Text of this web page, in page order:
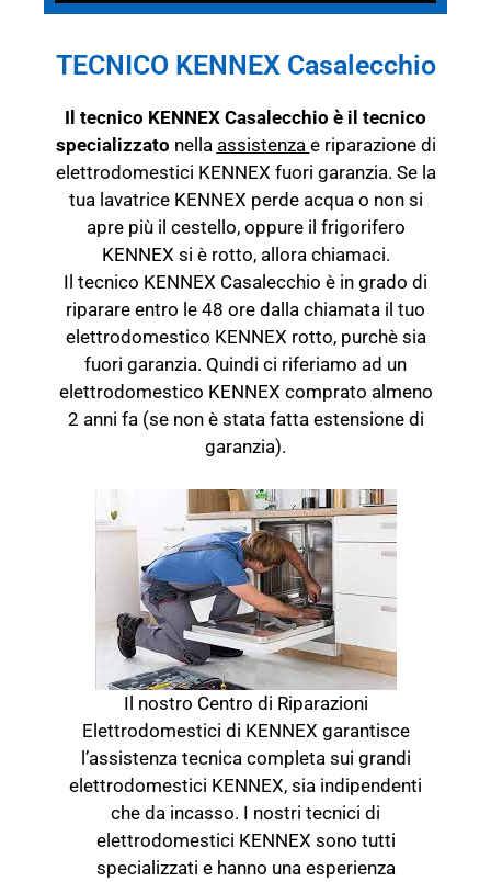
TECNICO KENNEX Casalecchio
Il tecnico KENNEX Casalecchio è il tecnico
specializzato nella assistenza e riparazione di
elettrodomestici KENNEX fuori garanzia. Se la
tua lavatrice KENNEX perde acqua o non si
apre più il cestello, oppure il frigorifero
KENNEX si è rotto, allora chiamaci.
Il tecnico KENNEX Casalecchio è in grado di
riparare entro le 48 ore dalla chiamata il tuo
elettrodomestico KENNEX rotto, purchè sia
fuori garanzia. Quindi ci riferiamo ad un
elettrodomestico KENNEX comprato almeno
2 anni fa (se non è stata fatta estensione di
garanzia).
Il nostro Centro di Riparazioni
Elettrodomestici di KENNEX garantisce
l’assistenza tecnica completa sui grandi
elettrodomestici KENNEX, sia indipendenti
che da incasso. I nostri tecnici di
elettrodomestici KENNEX sono tutti
specializzati e hanno una esperienza